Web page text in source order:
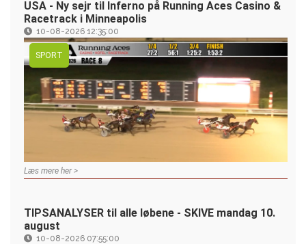
USA - Ny sejr til Inferno på Running Aces Casino &
Racetrack i Minneapolis
10-08-2026 12:35:00
SPORT
Læs mere her >
TIPSANALYSER til alle løbene - SKIVE mandag 10.
august
10-08-2026 07:55:00